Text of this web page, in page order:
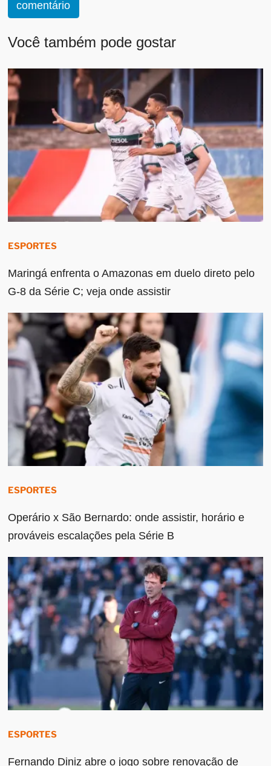
comentário
Você também pode gostar
ESPORTES
Maringá enfrenta o Amazonas em duelo direto pelo
G-8 da Série C; veja onde assistir
ESPORTES
Operário x São Bernardo: onde assistir, horário e
prováveis escalações pela Série B
ESPORTES
Fernando Diniz abre o jogo sobre renovação de